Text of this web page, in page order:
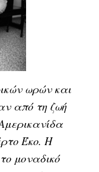
ωρών και
από τη ζωή
Έκο. Η
μοναδικό